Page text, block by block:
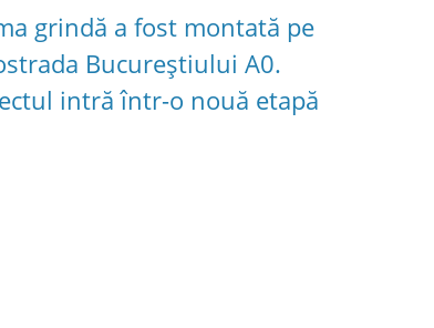
grindă a fost montată pe
Bucureștiului A0.
intră într-o nouă etapă